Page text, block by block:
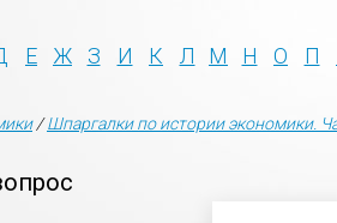
Е Ж З И К Л М Н О П
/Шпаргалки по истории экономики.